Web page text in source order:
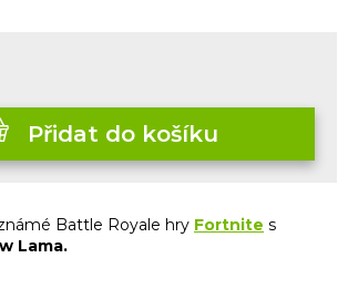
Přidat do košíku
Battle Royale hry Fortnite s
Lama.